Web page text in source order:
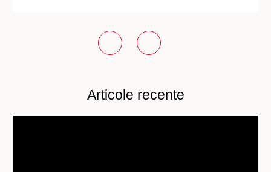
Articole recente